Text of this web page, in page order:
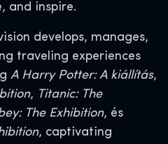
and inspire.
develops, manages,
traveling experiences
A Harry Potter: A kiállítás,
, Titanic: The
The Exhibition, és
, captivating